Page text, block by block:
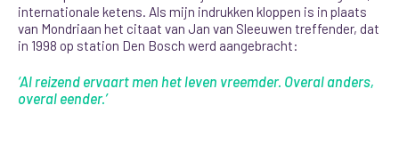
internationale ketens. Als mijn indrukken kloppen is in plaats
van Mondriaan het citaat van Jan van Sleeuwen treffender, dat
in 1998 op station Den Bosch werd aangebracht:
‘Al reizend ervaart men het leven vreemder. Overal anders,
overal eender.’